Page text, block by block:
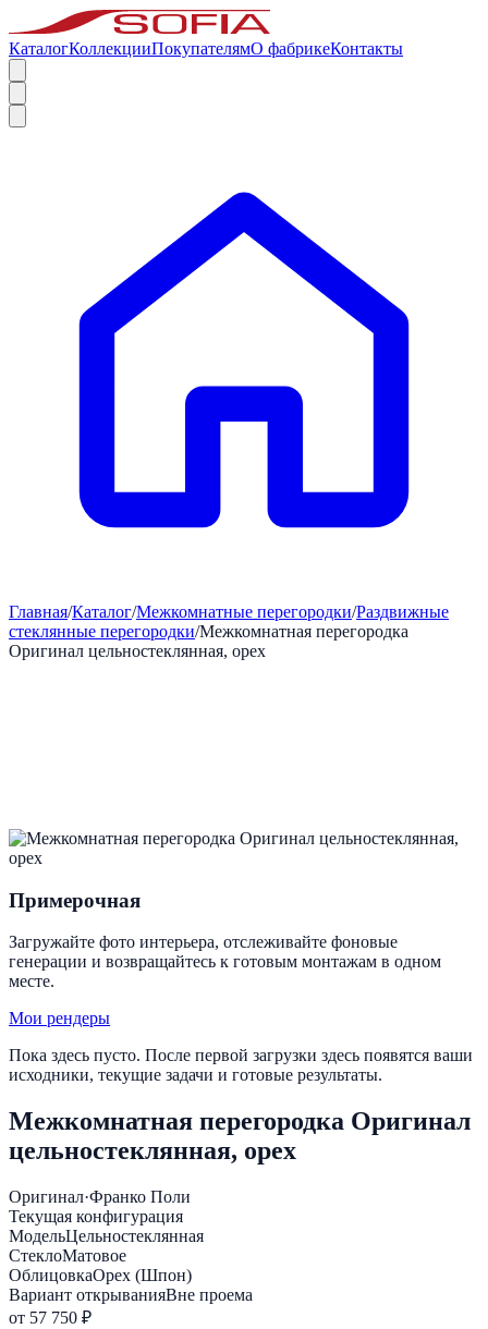
КаталогКоллекцииПокупателямО фабрикеКонтакты
Главная/Каталог/Межкомнатные перегородки/Раздвижные
стеклянные перегородки/Межкомнатная перегородка
Оригинал цельностеклянная, орех
Примерочная
Загружайте фото интерьера, отслеживайте фоновые
генерации и возвращайтесь к готовым монтажам в одном
месте.
Мои рендеры
Пока здесь пусто. После первой загрузки здесь появятся ваши
исходники, текущие задачи и готовые результаты.
Межкомнатная перегородка Оригинал
цельностеклянная, орех
Оригинал·Франко Поли
Текущая конфигурация
МодельЦельностеклянная
СтеклоМатовое
ОблицовкаОрех (Шпон)
Вариант открыванияВне проема
от 57 750 ₽